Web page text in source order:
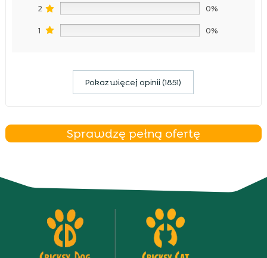
2 0%
1 0%
Pokaz więcej opinii (1851)
Sprawdzę pełną ofertę